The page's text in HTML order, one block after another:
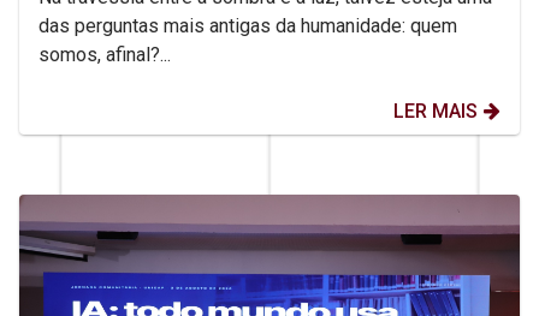
das perguntas mais antigas da humanidade: quem
somos, afinal?...
LER MAIS